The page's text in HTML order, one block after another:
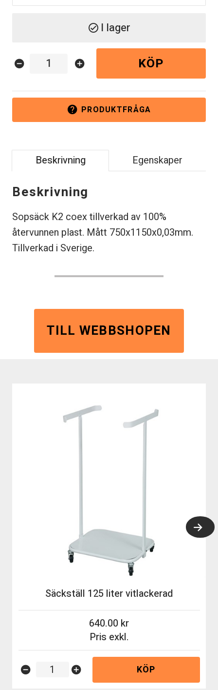
check_circle I lager
help PRODUKTFRÅGA
remove_circle add_circle KÖP
Beskrivning Egenskaper
Beskrivning
Sopsäck K2 coex tillverkad av 100%
återvunnen plast. Mått 750x1150x0,03mm.
Tillverkad i Sverige.
TILL WEBBSHOPEN
Säckställ 125 liter vitlackerad
Pris exkl.
640.00
remove_circle add_circle KÖP